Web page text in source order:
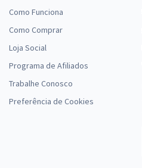
Como Funciona
Como Comprar
Loja Social
Programa de Afiliados
Trabalhe Conosco
Preferência de Cookies